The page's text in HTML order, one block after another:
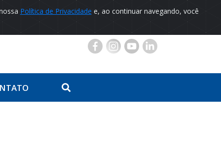
Política de Privacidade e, ao continuar navegando, você